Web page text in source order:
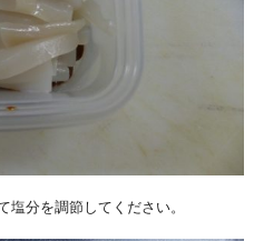
分を調節してください。